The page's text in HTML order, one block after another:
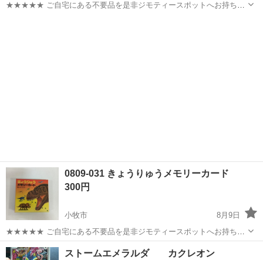
★★★★★ ご自宅にある不要品を是非ジモティースポットへお持ち込
0809-031 きょうりゅうメモリーカード
300円
小牧市
8月9日
★★★★★ ご自宅にある不要品を是非ジモティースポットへお持ち込
みしませんか？ 家電、趣味・スポーツ・レジャー用品、こども用品、
衣料服飾品、生活雑貨、家具、本、CD・DVDなどが無料でまとめて持
愛知 小牧市 カードゲーム 現地
ストームエメラルダ カクレオン